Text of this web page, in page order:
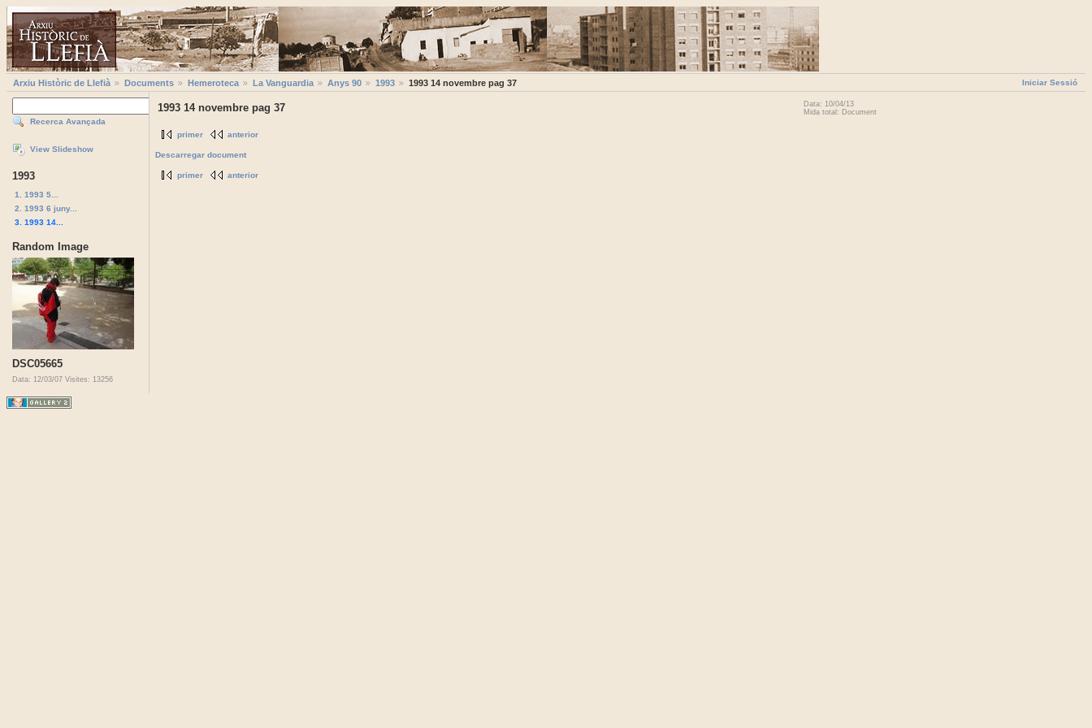
Iniciar Sessió
Arxiu Històric de Llefià Documents Hemeroteca La Vanguardia Anys 90 1993 1993 14 novembre pag 37
Recerca Avançada
View Slideshow
1993
1. 1993 5...
2. 1993 6 juny...
3. 1993 14...
Random Image
DSC05665
Data: 12/03/07 Visites: 13256
1993 14 novembre pag 37
Data: 10/04/13
Mida total: Document
primer anterior
Descarregar document
primer anterior